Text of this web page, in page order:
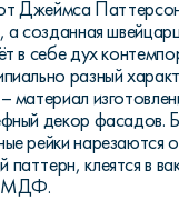
Джеймса
а созданная
в себе дух
разный
материал
декор фасадов.
рейки нарезаются
клеятся в
МДФ.